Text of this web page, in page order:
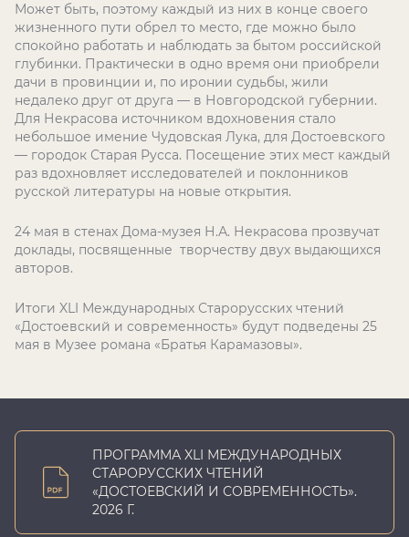
Может быть, поэтому каждый из них в конце своего
жизненного пути обрел то место, где можно было
спокойно работать и наблюдать за бытом российской
глубинки. Практически в одно время они приобрели
дачи в провинции и, по иронии судьбы, жили
недалеко друг от друга — в Новгородской губернии.
Для Некрасова источником вдохновения стало
небольшое имение Чудовская Лука, для Достоевского
— городок Старая Русса. Посещение этих мест каждый
раз вдохновляет исследователей и поклонников
русской литературы на новые открытия.
24 мая в стенах Дома-музея Н.А. Некрасова прозвучат
доклады, посвященные творчеству двух выдающихся
авторов.
Итоги XLI Международных Старорусских чтений
«Достоевский и современность» будут подведены 25
мая в Музее романа «Братья Карамазовы».
ПРОГРАММА XLI МЕЖДУНАРОДНЫХ
СТАРОРУССКИХ ЧТЕНИЙ
«ДОСТОЕВСКИЙ И СОВРЕМЕННОСТЬ».
2026 Г.